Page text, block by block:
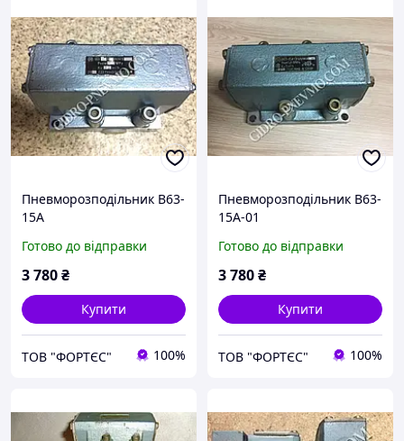
Пневморозподільник В63-
15А
Готово до відправки
3 780₴
Купити
ТОВ "ФОРТЄС" 100%
Пневморозподільник В63-
15А-01
Готово до відправки
3 780₴
Купити
ТОВ "ФОРТЄС" 100%